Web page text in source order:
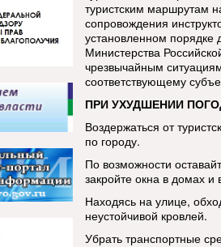
туристским маршрутам
сопровождения
установленном
Министерства
чрезвычайным
соответствующему
ПРИ УХУДШЕНИИ
Воздержаться от
по городу.
По возможности
закройте окна в домах
Находясь на улице,
неустойчивой кровлей.
Убрать транспортные